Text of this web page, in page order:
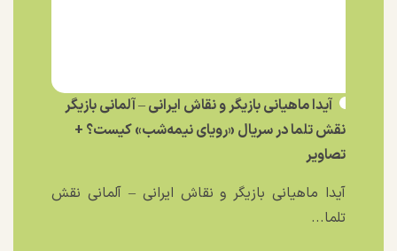
آیدا ماهیانی بازیگر و نقاش ایرانی – آلمانی بازیگر
نقش تلما در سریال «رویای نیمه‌شب» کیست؟ +
تصاویر
آیدا ماهیانی بازیگر و نقاش ایرانی – آلمانی نقش
تلما...